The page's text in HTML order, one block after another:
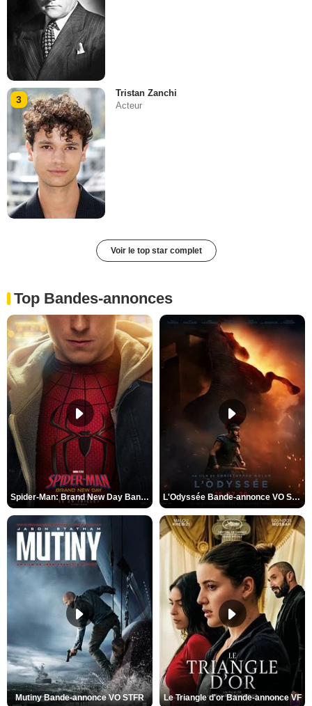
3
Tristan Zanchi
Acteur
Voir le top star complet
Top Bandes-annonces
Spider-Man: Brand New Day Bande-annonce VO STFR L'Odyssée Bande-annonce VO STFR
Mutiny Bande-annonce VO STFR Le Triangle d'or Bande-annonce VF